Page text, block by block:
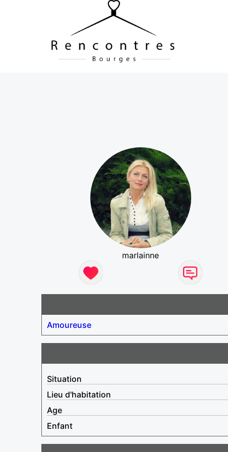
marlainne
Amoureuse
Situation
Lieu d'habitation
Age
Enfant